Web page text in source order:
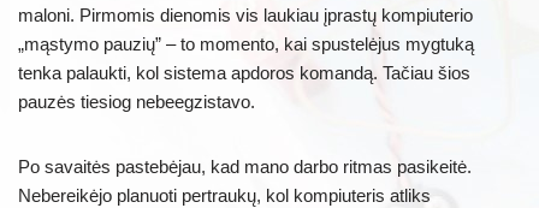
maloni. Pirmomis dienomis vis laukiau įprastų kompiuterio
„mąstymo pauzių” – to momento, kai spustelėjus mygtuką
tenka palaukti, kol sistema apdoros komandą. Tačiau šios
pauzės tiesiog nebeegzistavo.
Po savaitės pastebėjau, kad mano darbo ritmas pasikeitė.
Nebereikėjo planuoti pertraukų, kol kompiuteris atliks